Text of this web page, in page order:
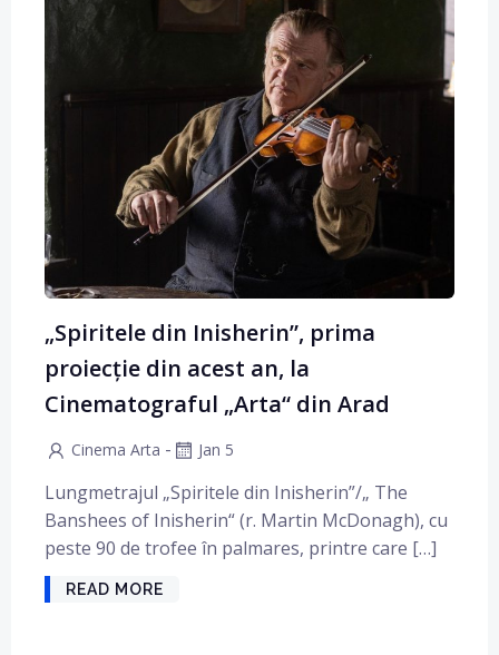
„Spiritele din Inisherin”, prima
proiecție din acest an, la
Cinematograful „Arta“ din Arad
Cinema Arta - Jan 5
Lungmetrajul „Spiritele din Inisherin”/„ The
Banshees of Inisherin“ (r. Martin McDonagh), cu
peste 90 de trofee în palmares, printre care […]
READ MORE